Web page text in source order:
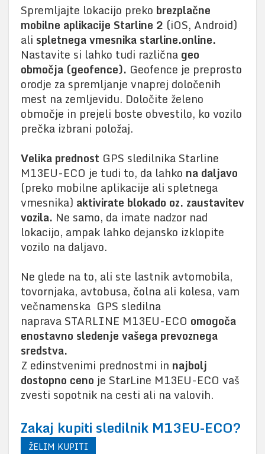
Spremljajte lokacijo preko brezplačne
mobilne aplikacije Starline 2 (iOS, Android)
ali spletnega vmesnika starline.online.
Nastavite si lahko tudi različna geo
območja (geofence). Geofence je preprosto
orodje za spremljanje vnaprej določenih
mest na zemljevidu. Določite želeno
območje in prejeli boste obvestilo, ko vozilo
prečka izbrani položaj.
Velika prednost GPS sledilnika Starline
M13EU-ECO je tudi to, da lahko na daljavo
(preko mobilne aplikacije ali spletnega
vmesnika) aktivirate blokado oz. zaustavitev
vozila. Ne samo, da imate nadzor nad
lokacijo, ampak lahko dejansko izklopite
vozilo na daljavo.
Ne glede na to, ali ste lastnik avtomobila,
tovornjaka, avtobusa, čolna ali kolesa, vam
večnamenska GPS sledilna
naprava STARLINE M13EU-ECO omogoča
enostavno sledenje vašega prevoznega
sredstva.
Z edinstvenimi prednostmi in najbolj
dostopno ceno je StarLine M13EU-ECO vaš
zvesti sopotnik na cesti ali na valovih.
Zakaj kupiti sledilnik M13EU-ECO?
ŽELIM KUPITI